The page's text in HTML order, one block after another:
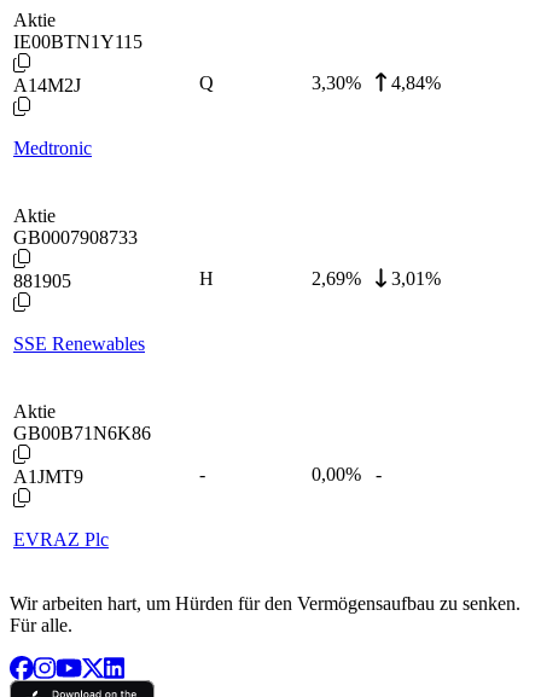
Aktie
IE00BTN1Y115
A14M2J
Medtronic
Q 3,30% 4,84%
Aktie
GB0007908733
881905
SSE Renewables
H 2,69% 3,01%
Aktie
GB00B71N6K86
A1JMT9
EVRAZ Plc
- 0,00% -
Wir arbeiten hart, um Hürden für den Vermögensaufbau zu senken.
Für alle.